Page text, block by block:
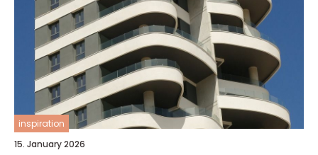
inspiration
15. January 2026